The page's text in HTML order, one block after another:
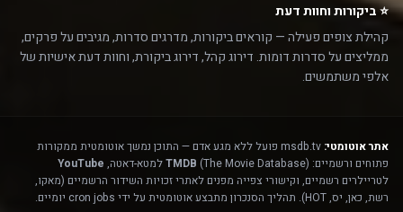
⭐ ביקורות וחוות דעת
קהילת צופים פעילה — קוראים ביקורות, מדרגים סדרות, מגיבים על פרקים,
ממליצים על סדרות דומות. דירוג קהל, דירוג ביקורת, וחוות דעת אישיות של
אלפי משתמשים.
אתר אוטומטי:
msdb.tv פועל ללא מגע אדם — התוכן נמשך אוטומטית ממקורות
פתוחים ורשמיים:
TMDB (The Movie Database) למטא-דאטה,
YouTube
לטריילרים רשמיים, וקישורי צפייה מפנים לאתרי זכויות השידור הרשמיים (מאקו,
רשת, כאן, יס, HOT). תהליך הסנכרון מתבצע אוטומטית על ידי cron jobs יומיים.